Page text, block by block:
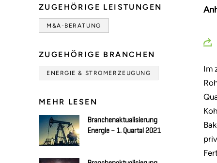
ZUGEHÖRIGE LEISTUNGEN
M&A-BERATUNG
ZUGEHÖRIGE BRANCHEN
ENERGIE & STROMERZEUGUNG
MEHR LESEN
Branchenaktualisierung
Energie – 1. Quartal 2021
Im